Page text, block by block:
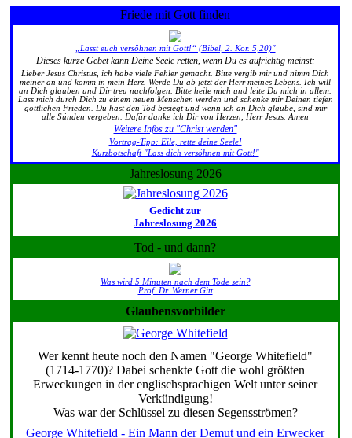
Friede mit Gott finden
„Lasst euch versöhnen mit Gott!“ (Bibel, 2. Kor. 5,20)"
Dieses kurze Gebet kann Deine Seele retten, wenn Du es aufrichtig meinst:
Lieber Jesus Christus, ich habe viele Fehler gemacht. Bitte vergib mir und nimm Dich
meiner an und komm in mein Herz. Werde Du ab jetzt der Herr meines Lebens. Ich will
an Dich glauben und Dir treu nachfolgen. Bitte heile mich und leite Du mich in allem.
Lass mich durch Dich zu einem neuen Menschen werden und schenke mir Deinen tiefen
göttlichen Frieden. Du hast den Tod besiegt und wenn ich an Dich glaube, sind mir
alle Sünden vergeben. Dafür danke ich Dir von Herzen, Herr Jesus. Amen
Weitere Infos zu "Christ werden"
Vortrag-Tipp: Eile, rette deine Seele!
Kurzbotschaft "Lass dich versöhnen mit Gott!"
Jahreslosung 2026
Gedicht zur
Jahreslosung 2026
Tod - und dann?
Was wird 5 Minuten nach dem Tode sein?
Prof. Dr. Werner Gitt
Glaubensvorbilder
Wer kennt heute noch den Namen "George Whitefield"
(1714-1770)? Dabei schenkte Gott die wohl größten
Erweckungen in der englischsprachigen Welt unter seiner
Verkündigung!
Was war der Schlüssel zu diesen Segensströmen?
George Whitefield - Ein Mann der Demut und ein Erwecker